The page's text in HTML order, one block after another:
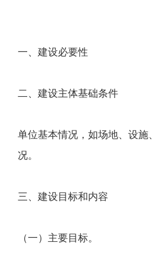
一、建设必要性
二、建设主体基础条件
单位基本情况，如场地、设施
况。
三、建设目标和内容
（一）主要目标。